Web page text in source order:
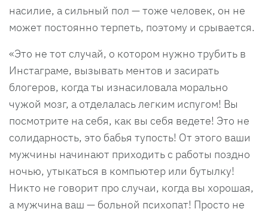
насилие, а сильный пол — тоже человек, он не
может постоянно терпеть, поэтому и срывается.
«Это не тот случай, о котором нужно трубить в
Инстаграме, вызывать ментов и засирать
блогеров, когда ты изнасиловала морально
чужой мозг, а отделалась легким испугом! Вы
посмотрите на себя, как вы себя ведете! Это не
солидарность, это бабья тупость! От этого ваши
мужчины начинают приходить с работы поздно
ночью, утыкаться в компьютер или бутылку!
Никто не говорит про случаи, когда вы хорошая,
а мужчина ваш — больной психопат! Просто не